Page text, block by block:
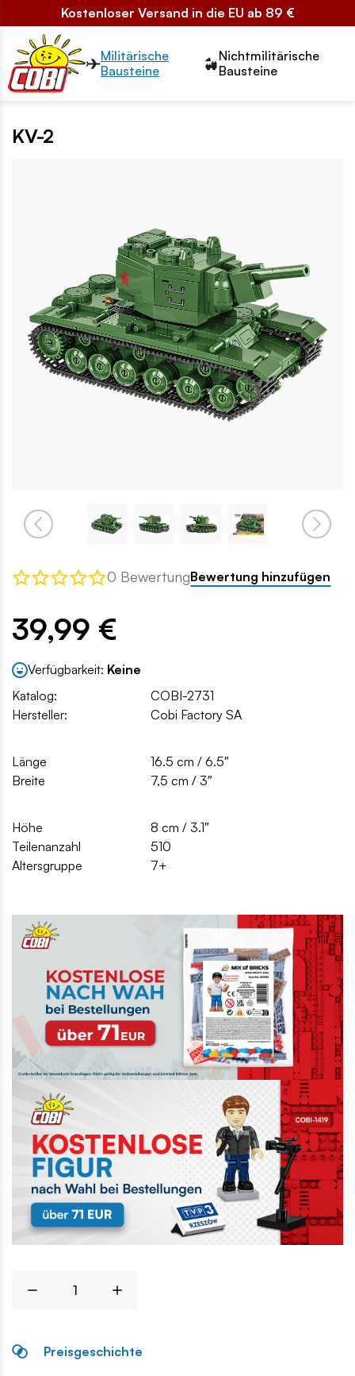
Kostenloser Versand in die EU ab 89 €
Przełącznik segmentów2
Militärische
Bausteine
Nichtmilitärische
Bausteine
KV-2
0 BewertungBewertung hinzufügen
39,99 €
Verfügbarkeit: Keine
Katalog:
COBI-2731
Hersteller:
Cobi Factory SA
Länge
16.5 cm / 6.5″
Breite
7,5 cm / 3″
Höhe
8 cm / 3.1″
Teilenanzahl
510
Altersgruppe
7+
Preisgeschichte